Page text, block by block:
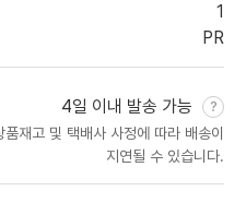
1
PR
4일 이내 발송 가능
재고 및 택배사 사정에 따라 배송이
지연될 수 있습니다.